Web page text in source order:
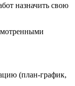
назначить свою
(план-график,